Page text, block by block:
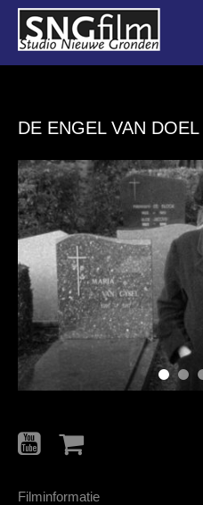
DE ENGEL VAN DOEL
Filminformatie